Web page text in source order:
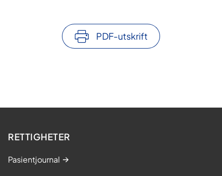
PDF-utskrift
RETTIGHETER
Pasientjournal